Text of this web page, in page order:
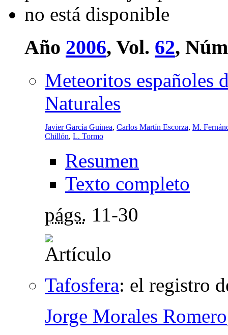
Año 2006, Vol. 62,
Meteoritos españoles
Naturales
Javier García Guinea, Carlos Martín Escorza, M.
Chillón, L. Tormo
Resumen
Texto completo
págs. 11-30
Tafosfera: el registro
Jorge Morales Romero